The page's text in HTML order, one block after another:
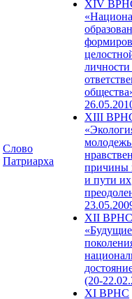
Слово
Патриарха
XIV
XIII
причины
и пути их
XII ВРНС
«Будущие
(20-
XI ВРНС